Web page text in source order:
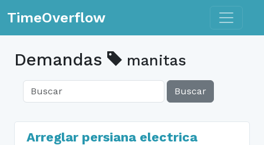
TimeOverflow Toggle
Demandas manitas
Buscar
Arreglar persiana electrica